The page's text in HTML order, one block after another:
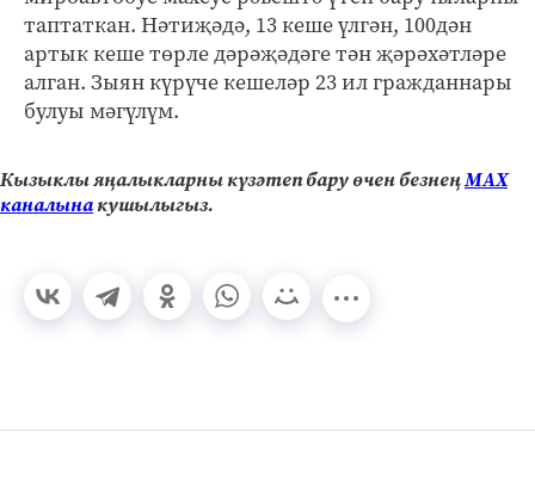
таптаткан. Нәтиҗәдә, 13 кеше үлгән, 100дән
артык кеше төрле дәрәҗәдәге тән җәрәхәтләре
алган. Зыян күрүче кешеләр 23 ил гражданнары
булуы мәгүлүм.
Кызыклы яңалыкларны күзәтеп бару өчен безнеңМАХ
каналынакушылыгыз.